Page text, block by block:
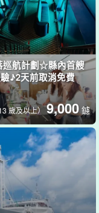
巡航計劃☆縣內首艘
♪2天前取消免費
歲及以上）9,000 鑢